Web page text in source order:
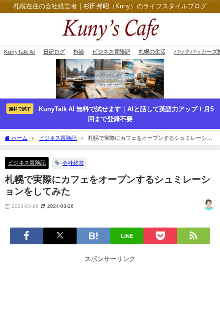
札幌在住の会社経営者｜杉田邦昭（Kuny）のライフスタイルブログ
KunyTalk AI 日記ログ 持論 ビジネス冒険記 札幌の生活 バックパッカーズ
無料で試す
KunyTalk AI 無料で試せます｜AIと話して英語力アップ！月5
回まで登録不要
ホーム ビジネス冒険記
札幌で実際にカフェをオープンするシュミレーショ
ンをしてみた
ビジネス冒険記 会社経営
札幌で実際にカフェをオープンするシュミレーシ
ョンをしてみた
2024-03-26 2024-03-26
LINE
スポンサーリンク